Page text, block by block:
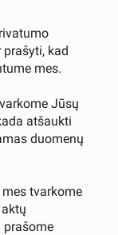
kad
mes.
Jūsų
atšaukti
duomenų
tvarkome
prašome